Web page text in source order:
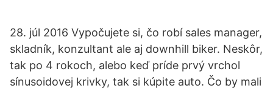
28. júl 2016 Vypočujete si, čo robí sales manager,
skladník, konzultant ale aj downhill biker. Neskôr,
tak po 4 rokoch, alebo keď príde prvý vrchol
sínusoidovej krivky, tak si kúpite auto. Čo by mali